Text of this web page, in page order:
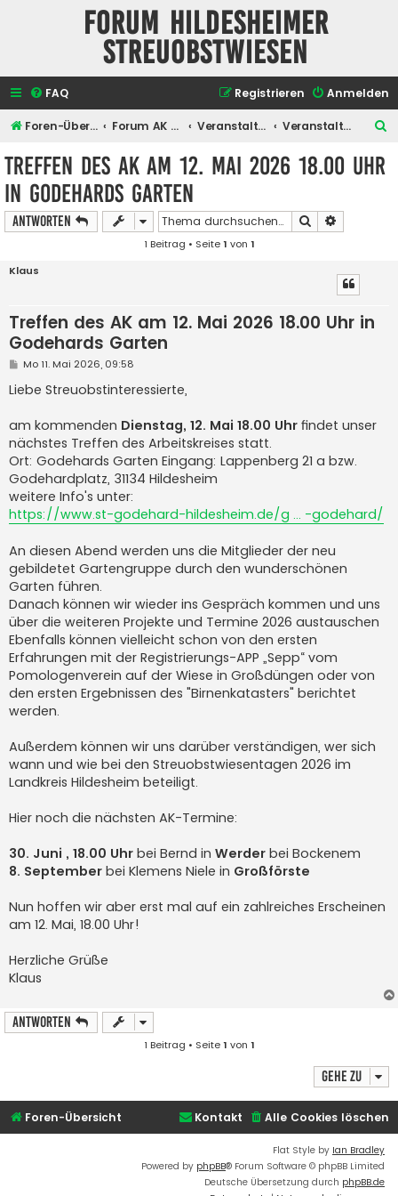
Forum Hildesheimer
Streuobstwiesen
FAQ Anmelden
Registrieren
Foren-Übersicht Forum AK Hildesheimer Streuobstwiesen Veranstaltungen Veranstaltungen des Arbeitskreises
Treffen des AK am 12. Mai 2026 18.00 Uhr
in Godehards Garten
Antworten Suche
1 Beitrag • Seite1 von 1
Klaus
Treffen des AK am 12. Mai 2026 18.00 Uhr in
Godehards Garten
B
i
t
a
g
Mo 11. Mai 2026, 09:58
Liebe Streuobstinteressierte,
am kommenden Dienstag, 12. Mai 18.00 Uhr findet unser
nächstes Treffen des Arbeitskreises statt.
Ort: Godehards Garten Eingang: Lappenberg 21 a bzw.
Godehardplatz, 31134 Hildesheim
weitere Info's unter:
https://www.st-godehard-hildesheim.de/g ... -godehard/
An diesen Abend werden uns die Mitglieder der neu
gebildetet Gartengruppe durch den wunderschönen
Garten führen.
Danach können wir wieder ins Gespräch kommen und uns
über die weiteren Projekte und Termine 2026 austauschen
Ebenfalls können vielleicht schon von den ersten
Erfahrungen mit der Registrierungs-APP „Sepp“ vom
Pomologenverein auf der Wiese in Großdüngen oder von
den ersten Ergebnissen des "Birnenkatasters" berichtet
werden.
Außerdem können wir uns darüber verständigen, wer sich
wann und wie bei den Streuobstwiesentagen 2026 im
Landkreis Hildesheim beteiligt.
Hier noch die nächsten AK-Termine:
30. Juni , 18.00 Uhr bei Bernd in Werder bei Bockenem
8. September bei Klemens Niele in Großförste
Nun hoffen wir aber erst mal auf ein zahlreiches Erscheinen
am 12. Mai, 18.00 Uhr!
Herzliche Grüße
Klaus
Antworten
1 Beitrag • Seite1 von 1
Gehe zu
Foren-Übersicht Alle Cookies löschen
Kontakt
Flat Style by Ian Bradley
Powered by phpBB® Forum Software © phpBB Limited
Deutsche Übersetzung durch phpBB.de